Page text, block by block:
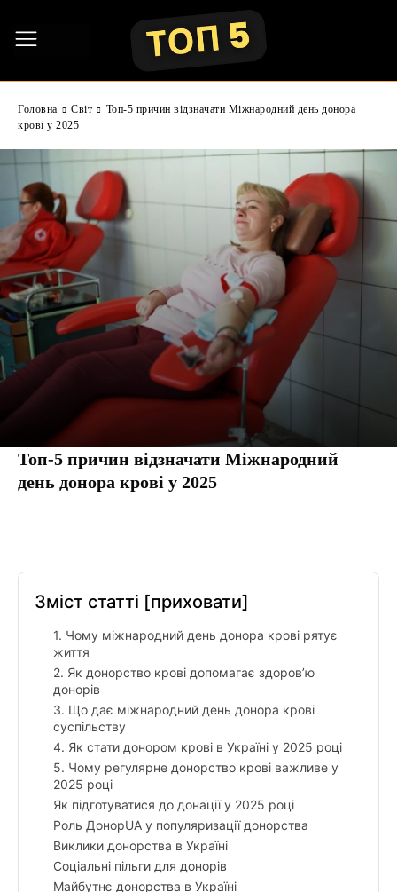
Головна Світ
Топ-5 причин відзначати Міжнародний день донора
крові у 2025
Топ-5 причин відзначати Міжнародний
день донора крові у 2025
Зміст статті [приховати]
1. Чому міжнародний день донора крові рятує
життя
2. Як донорство крові допомагає здоров’ю
донорів
3. Що дає міжнародний день донора крові
суспільству
4. Як стати донором крові в Україні у 2025 році
5. Чому регулярне донорство крові важливе у
2025 році
Як підготуватися до донації у 2025 році
Роль ДонорUA у популяризації донорства
Виклики донорства в Україні
Соціальні пільги для донорів
Майбутнє донорства в Україні